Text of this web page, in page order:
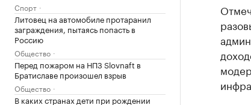
Спорт
Литовец на автомобиле протаранил
заграждения, пытаясь попасть в
Россию
Общество
Перед пожаром на НПЗ Slovnaft в
Братиславе произошел взрыв
Общество
В каких странах дети при рождении